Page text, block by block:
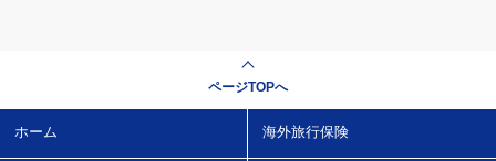
ページTOPへ
ホーム 海外旅行保険